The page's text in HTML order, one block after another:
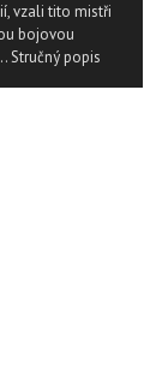
vzali tito mistři
bojovou
Stručný popis